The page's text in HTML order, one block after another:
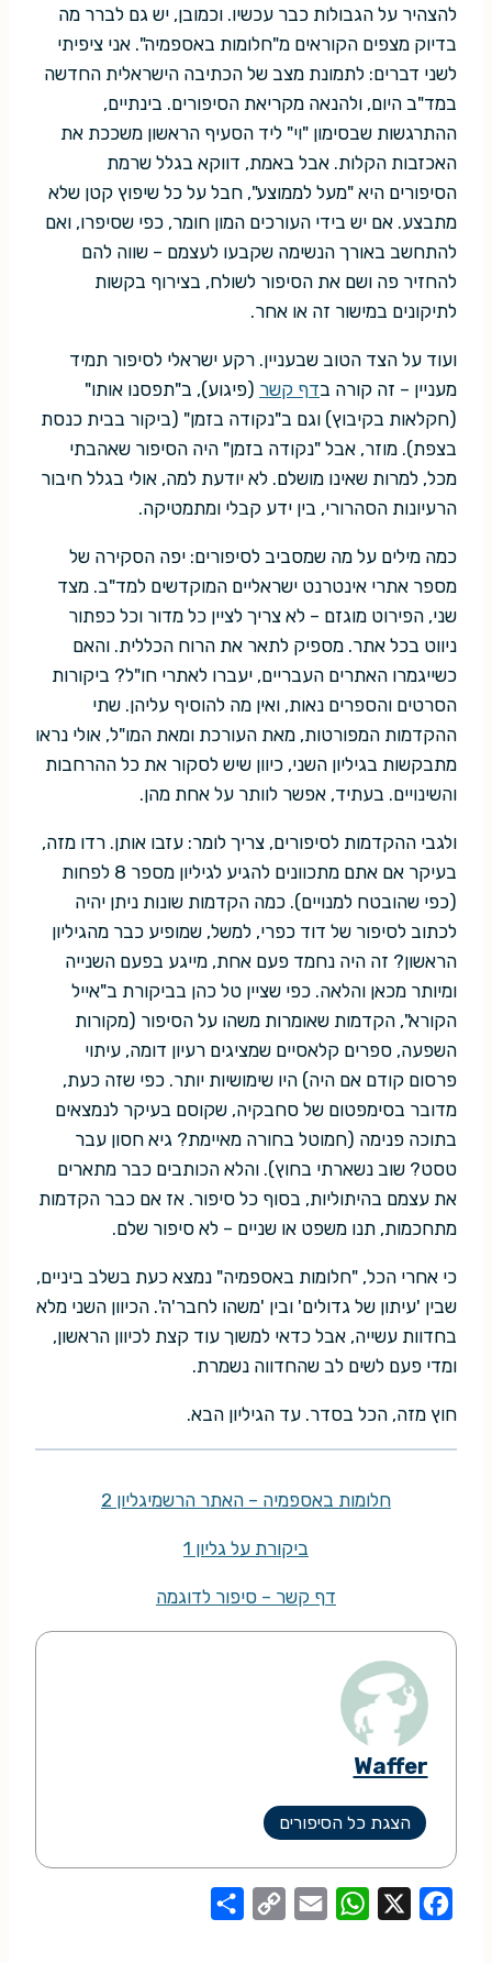
להצהיר על הגבולות כבר עכשיו. וכמובן, יש גם לברר מה
בדיוק מצפים הקוראים מ"חלומות באספמיה". אני ציפיתי
לשני דברים: לתמונת מצב של הכתיבה הישראלית החדשה
במד"ב היום, ולהנאה מקריאת הסיפורים. בינתיים,
ההתרגשות שבסימון "וי" ליד הסעיף הראשון משככת את
האכזבות הקלות. אבל באמת, דווקא בגלל שרמת
הסיפורים היא "מעל לממוצע", חבל על כל שיפוץ קטן שלא
מתבצע. אם יש בידי העורכים המון חומר, כפי שסיפרו, ואם
להתחשב באורך הנשימה שקבעו לעצמם – שווה להם
להחזיר פה ושם את הסיפור לשולח, בצירוף בקשות
לתיקונים במישור זה או אחר.
ועוד על הצד הטוב שבעניין. רקע ישראלי לסיפור תמיד
מעניין – זה קורה בדף קשר (פיגוע), ב"תפסנו אותו"
(חקלאות בקיבוץ) וגם ב"נקודה בזמן" (ביקור בבית כנסת
בצפת). מוזר, אבל "נקודה בזמן" היה הסיפור שאהבתי
מכל, למרות שאינו מושלם. לא יודעת למה, אולי בגלל חיבור
הרעיונות הסהרורי, בין ידע קבלי ומתמטיקה.
כמה מילים על מה שמסביב לסיפורים: יפה הסקירה של
מספר אתרי אינטרנט ישראליים המוקדשים למד"ב. מצד
שני, הפירוט מוגזם – לא צריך לציין כל מדור וכל כפתור
ניווט בכל אתר. מספיק לתאר את הרוח הכללית. והאם
כשייגמרו האתרים העבריים, יעברו לאתרי חו"ל? ביקורות
הסרטים והספרים נאות, ואין מה להוסיף עליהן. שתי
ההקדמות המפורטות, מאת העורכת ומאת המו"ל, אולי נראו
מתבקשות בגיליון השני, כיוון שיש לסקור את כל ההרחבות
והשינויים. בעתיד, אפשר לוותר על אחת מהן.
ולגבי ההקדמות לסיפורים, צריך לומר: עזבו אותן. רדו מזה,
בעיקר אם אתם מתכוונים להגיע לגיליון מספר 8 לפחות
(כפי שהובטח למנויים). כמה הקדמות שונות ניתן יהיה
לכתוב לסיפור של דוד כפרי, למשל, שמופיע כבר מהגיליון
הראשון? זה היה נחמד פעם אחת, מייגע בפעם השנייה
ומיותר מכאן והלאה. כפי שציין טל כהן בביקורת ב"אייל
הקורא", הקדמות שאומרות משהו על הסיפור (מקורות
השפעה, ספרים קלאסיים שמציגים רעיון דומה, עיתוי
פרסום קודם אם היה) היו שימושיות יותר. כפי שזה כעת,
מדובר בסימפטום של סחבקיה, שקוסם בעיקר לנמצאים
בתוכה פנימה (חמוטל בחורה מאיימת? גיא חסון עבר
טסט? שוב נשארתי בחוץ). והלא הכותבים כבר מתארים
את עצמם בהיתוליות, בסוף כל סיפור. אז אם כבר הקדמות
מתחכמות, תנו משפט או שניים – לא סיפור שלם.
כי אחרי הכל, "חלומות באספמיה" נמצא כעת בשלב ביניים,
שבין 'עיתון של גדולים' ובין 'משהו לחבר'ה'. הכיוון השני מלא
בחדוות עשייה, אבל כדאי למשוך עוד קצת לכיוון הראשון,
ומדי פעם לשים לב שהחדווה נשמרת.
חוץ מזה, הכל בסדר. עד הגיליון הבא.
חלומות באספמיה – האתר הרשמיגליון 2
ביקורת על גליון 1
דף קשר – סיפור לדוגמה
Waffer
הצגת כל הסיפורים
W